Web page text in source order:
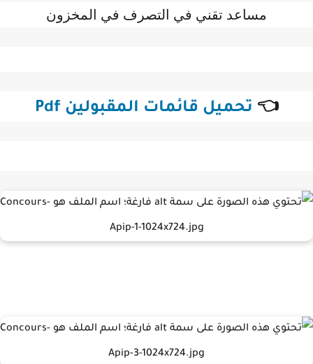
مساعد تقني في التصرف في المخزون
👈 تحميل قائمات المقبولين Pdf